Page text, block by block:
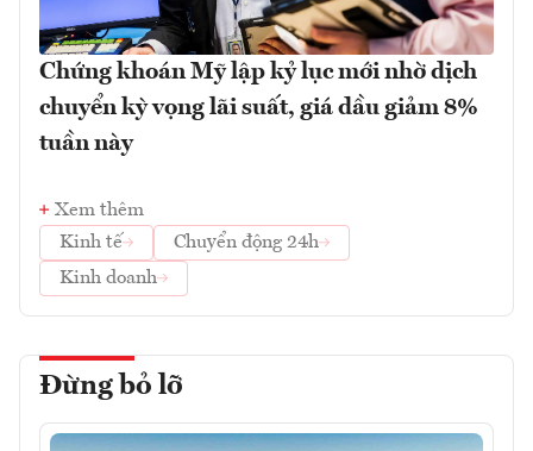
Chứng khoán Mỹ lập kỷ lục mới nhờ dịch
chuyển kỳ vọng lãi suất, giá dầu giảm 8%
tuần này
Xem thêm
Kinh tế
Chuyển động 24h
Kinh doanh
Đừng bỏ lỡ